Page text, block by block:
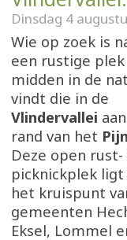
Dinsdag 4
Wie op zoek is
een rustige plek
midden in de
vindt die in de
Vlindervallei
rand van het
Deze open rust-
picknickplek ligt
het kruispunt
gemeenten
Eksel, Lommel